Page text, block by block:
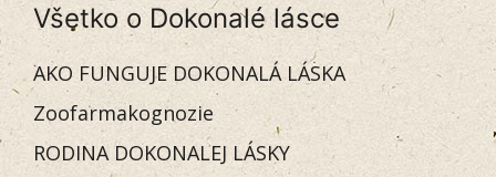
Všetko o Dokonalé lásce
AKO FUNGUJE DOKONALÁ LÁSKA
Zoofarmakognozie
RODINA DOKONALEJ LÁSKY